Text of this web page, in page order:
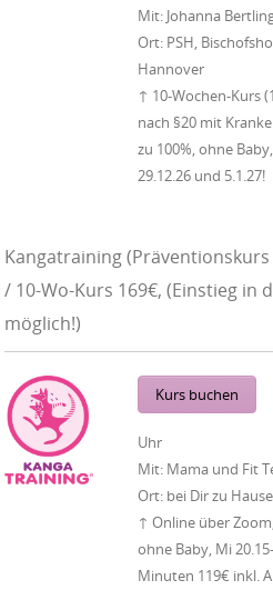
Mit: Johanna
Ort: PSH,
Hannover
↑ 10-Wochen-Kurs
nach §20 mit
zu 100%, ohne
29.12.26 und 5.1.27!
Kangatraining (Präventionskurs
/ 10-Wo-Kurs 169€, (Einstieg in
möglich!)
Kurs buchen
Uhr
Mit: Mama und Fit
Ort: bei Dir zu Hause
↑ Online über
ohne Baby, Mi
Minuten 119€ inkl.